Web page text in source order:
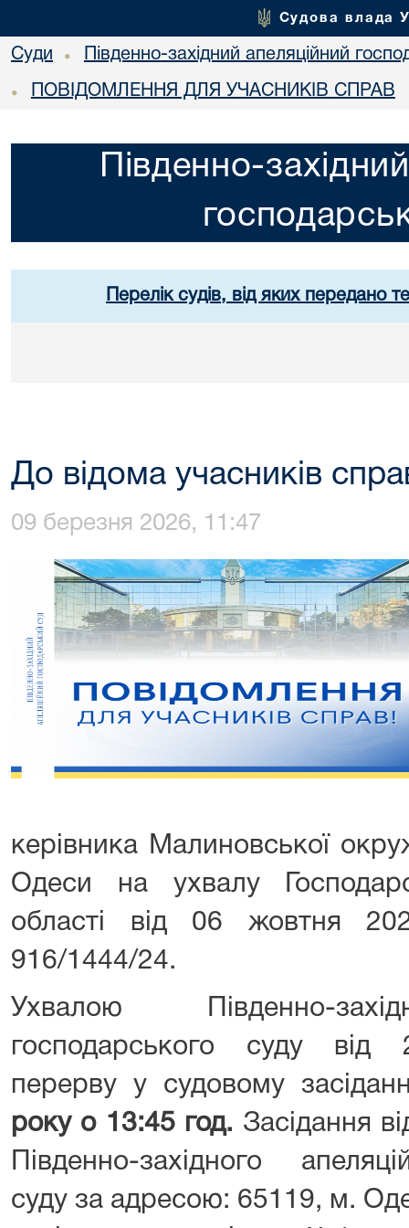
Судова влада
Суди • Південно-західний апеляційний
• ПОВІДОМЛЕННЯ ДЛЯ УЧАСНИКІВ СПРАВ
Південно-
Перелік судів, від яких передано
До відома учасників
09 березня 2026, 11:47
керівника Малиновської
Одеси на ухвалу
області від 06 жовтня
916/1444/24.
Ухвалою Південно-
господарського суду від
перерву у судовому
року о 13:45 год. Засідання
Південно-західного
суду за адресою: 65119, м.